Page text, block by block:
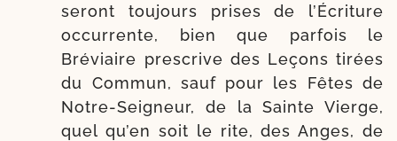
seront tou­jours prises de l’Écriture
occur­rente, bien que par­fois le
Bréviaire pres­crive des Leçons tirées
du Commun, sauf pour les Fêtes de
Notre-​Seigneur, de la Sainte Vierge,
quel qu’en soit le rite, des Anges, de